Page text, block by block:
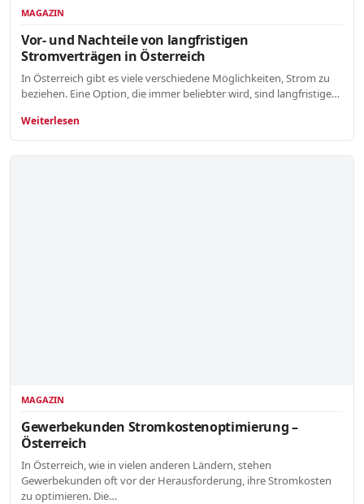
MAGAZIN
Vor- und Nachteile von langfristigen
Stromverträgen in Österreich
In Österreich gibt es viele verschiedene Möglichkeiten, Strom zu
beziehen. Eine Option, die immer beliebter wird, sind langfristige…
Weiterlesen
MAGAZIN
Gewerbekunden Stromkostenoptimierung –
Österreich
In Österreich, wie in vielen anderen Ländern, stehen
Gewerbekunden oft vor der Herausforderung, ihre Stromkosten
zu optimieren. Die…